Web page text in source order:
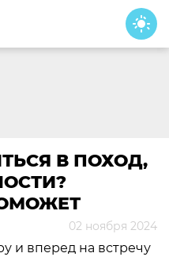
В ПОХОД,
02 ноября 2024
и вперед на встречу